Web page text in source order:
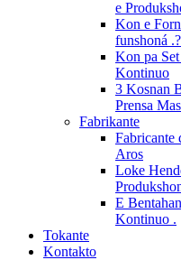
e
Kon e
funshoná .?
Kon pa
Kontinuo
3 Kosnan
Prensa
Fabrikante
Fabricante
Aros
Loke
E
Kontinuo .
Tokante
Kontakto